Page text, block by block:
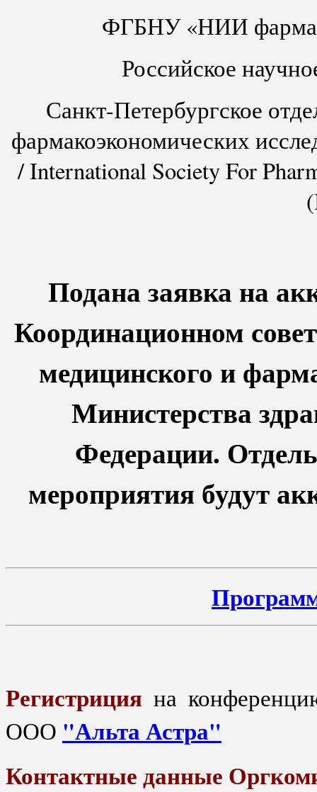
ФГБНУ «НИИ
Российское
Санкт-Петербургское
фармакоэкономических
/ International Society For
Подана заявка на
Координационном
медицинского и
Министерства
Федерации.
мероприятия будут
Регистриция на
ООО "Альта Астра"
Контактные данные